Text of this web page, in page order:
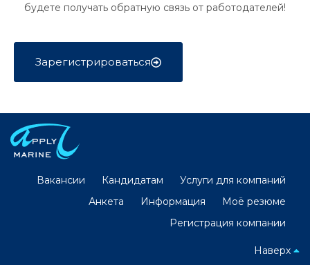
будете получать обратную связь от работодателей!
Зарегистрироваться
Вакансии Кандидатам
Услуги для компаний
Анкета
Информация
Моё резюме
Регистрация компании
Наверх